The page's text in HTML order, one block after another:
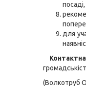
для
(Волкотруб